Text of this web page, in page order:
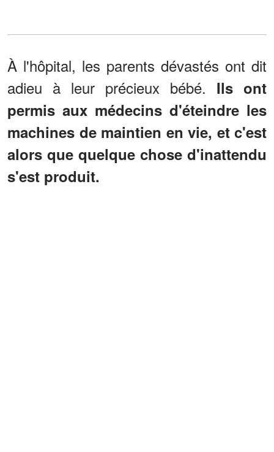
À l'hôpital, les parents dévastés ont dit
adieu à leur précieux bébé. Ils ont
permis aux médecins d'éteindre les
machines de maintien en vie, et c'est
alors que quelque chose d'inattendu
s'est produit.